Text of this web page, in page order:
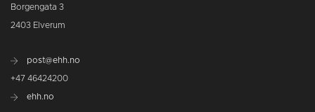
Borgengata 3
2403 Elverum
post@ehh.no
+47 46424200
ehh.no